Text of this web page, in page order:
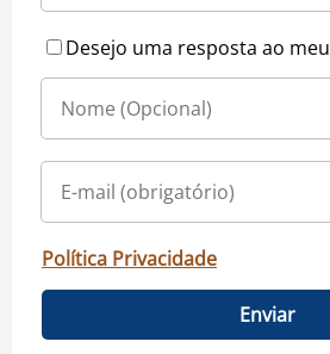
Desejo uma resposta ao
Política Privacidade
Enviar